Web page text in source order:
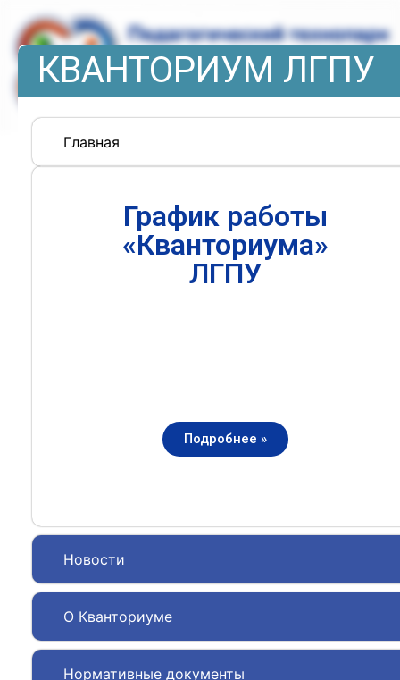
КВАНТОРИУМ ЛГПУ
Главная
Новости
О Кванториуме
Нормативные документы
График работы
«Кванториума»
ЛГПУ
Подробнее »